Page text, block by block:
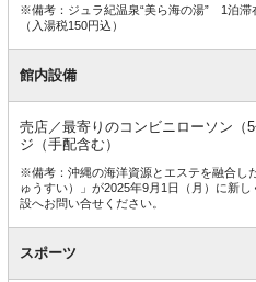
※備考：ジュラ紀温泉“美ら海の湯” 1泊
（入湯税150円込）
館内設備
売店／最寄りのコンビニローソン（
ジ（手配含む）
※備考：沖縄の海洋資源とエステを融合し
ゅうすい）」が2025年9月1日（月）に新
設へお問い合せください。
スポーツ